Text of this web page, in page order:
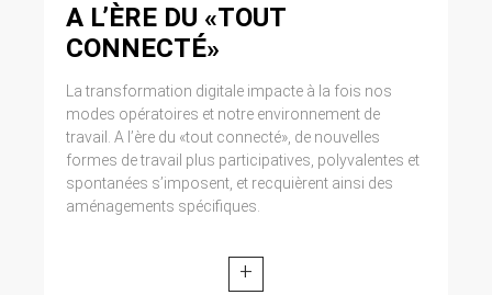
A L’ÈRE DU «TOUT
CONNECTÉ»
La transformation digitale impacte à la fois nos
modes opératoires et notre environnement de
travail. A l’ère du «tout connecté», de nouvelles
formes de travail plus participatives, polyvalentes et
spontanées s’imposent, et recquièrent ainsi des
aménagements spécifiques.
+